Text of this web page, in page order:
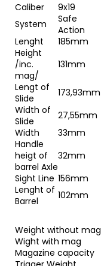
Caliber
9x19
System
Safe
Action
Lenght
185mm
Height
/inc.
mag/
131mm
Lengt of
Slide
173,93mm
Width of
Slide
27,55mm
Width
33mm
Handle
heigt of
barrel Axle
32mm
Sight Line 156mm
Lenght of
Barrel
102mm
Weight without mag
Wight with mag
Magazine capacity